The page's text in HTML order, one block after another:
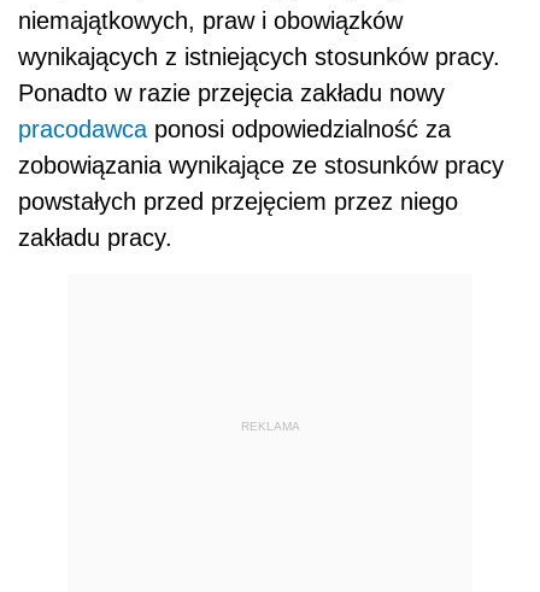
niemajątkowych, praw i obowiązków
wynikających z istniejących stosunków pracy.
Ponadto w razie przejęcia zakładu nowy
pracodawca ponosi odpowiedzialność za
zobowiązania wynikające ze stosunków pracy
powstałych przed przejęciem przez niego
zakładu pracy.
REKLAMA